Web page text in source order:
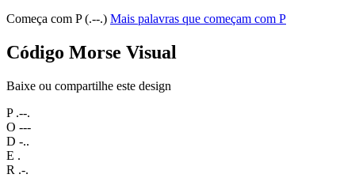
Começa com P (.--.) Mais palavras que começam com P
Código Morse Visual
Baixe ou compartilhe este design
P .--.
O ---
D -..
E .
R .-.